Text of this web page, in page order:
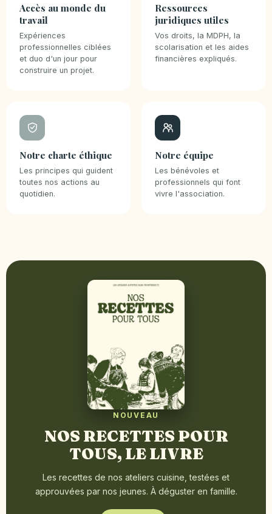
Accès au monde du
travail
Expériences
professionnelles ciblées
et duo d'un jour pour
construire un projet.
Ressources
juridiques utiles
Vos droits, la MDPH, la
scolarisation et les aides
financières expliqués.
Notre charte éthique
Les principes qui guident
toutes nos actions au
quotidien.
Notre équipe
Les bénévoles et
professionnels qui font
vivre l'association.
NOUVEAU
NOS RECETTES POUR
TOUS, LE LIVRE
Les recettes de nos ateliers cuisine, testées et
approuvées par nos jeunes. À déguster en famille.